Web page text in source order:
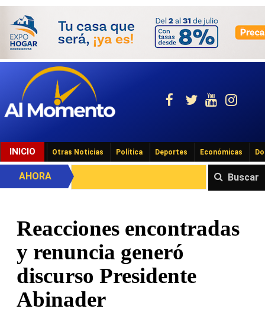
INICIO Otras Noticias Política Deportes Económicas
Buscar
AHORA
Reacciones encontradas
y renuncia generó
discurso Presidente
Abinader